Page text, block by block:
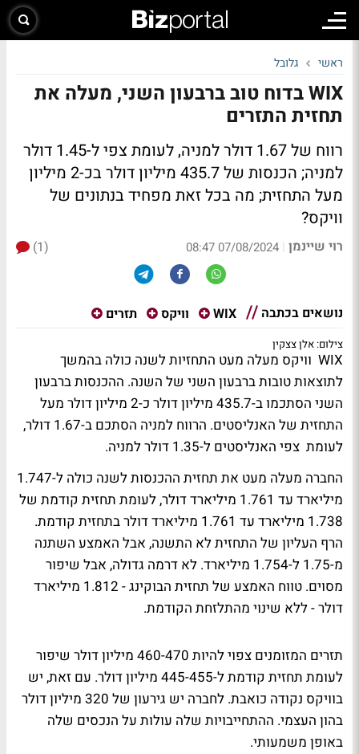
ראשי גלובל
WIX בדוח טוב ברבעון השני, מעלה את
תחזית התזרים
רווח של 1.67 דולר למניה, לעומת צפי ל-1.45 דולר
למניה; הכנסות של 435.7 מיליון דולר בכ-2 מיליון
מעל התחזית; מה בכל זאת מפחיד בנתונים של
וויקס?
רוי שיינמן |
07/08/2024 08:47
(1)
נושאים בכתבה WIX וויקס תזרים
צילום: אלן צצקין
WIX וויקס מעלה מעט התחזיות לשנה כולה בהמשך
לתוצאות טובות ברבעון השני של השנה. ההכנסות ברבעון
השני הסתכמו ב-435.7 מיליון דולר כ-2 מיליון דולר מעל
התחזית של האנליסטים. הרווח למניה הסתכם ב-1.67 דולר,
לעומת צפי האנליסטים ל-1.35 דולר למניה.
החברה מעלה מעט את תחזית ההכנסות לשנה כולה ל-1.747
מיליארד עד 1.761 מיליארד דולר, לעומת תחזית קודמת של
1.738 מיליארד עד 1.761 מיליארד דולר בתחזית קודמת.
הרף העליון של התחזית לא התשנה, אבל האמצע השתנה
מ-1.75 ל-1.754 מיליארד. לא דרמה גדולה, אבל שיפור
מסוים. טווח האמצע של תחזית הבוקינג - 1.812 מיליארד
דולר - ללא שינוי מהתלזחת הקודמת.
תזרים המזומנים צפוי להיות 460-470 מיליון דולר שיפור
לעומת תחזית קודמת ל-445-455 מיליון דולר. עם זאת, יש
בוויקס נקודה כואבת. לחברה יש גירעון של 320 מיליון דולר
בהון העצמי. ההתחייבויות שלה עולות על הנכסים שלה
באופן משמעותי.